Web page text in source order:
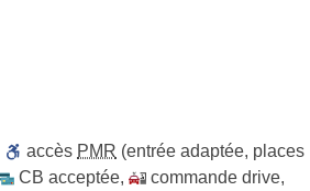
accès PMR (entrée adaptée, places
CB acceptée, commande drive,